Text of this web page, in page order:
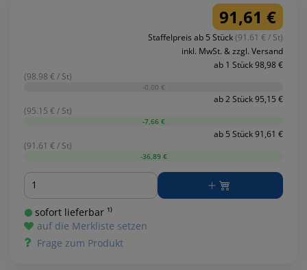
91,61 €
Staffelpreis ab 5 Stück(91.61 € / St)
inkl. MwSt. & zzgl. Versand
ab 1 Stück 98,98 €
(98.98 € / St)
-0,00 €
ab 2 Stück 95,15 €
(95.15 € / St)
-7,66 €
ab 5 Stück 91,61 €
(91.61 € / St)
-36,89 €
Menge
sofort lieferbar ¹⁾
auf die Merkliste setzen
Frage zum Produkt